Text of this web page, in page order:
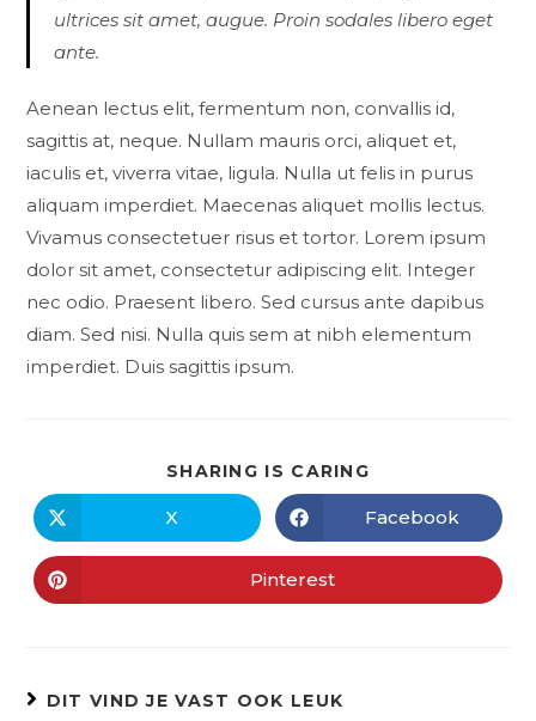
ultrices sit amet, augue. Proin sodales libero eget
ante.
Aenean lectus elit, fermentum non, convallis id,
sagittis at, neque. Nullam mauris orci, aliquet et,
iaculis et, viverra vitae, ligula. Nulla ut felis in purus
aliquam imperdiet. Maecenas aliquet mollis lectus.
Vivamus consectetuer risus et tortor. Lorem ipsum
dolor sit amet, consectetur adipiscing elit. Integer
nec odio. Praesent libero. Sed cursus ante dapibus
diam. Sed nisi. Nulla quis sem at nibh elementum
imperdiet. Duis sagittis ipsum.
SHARING IS CARING
X Facebook
Pinterest
DIT VIND JE VAST OOK LEUK